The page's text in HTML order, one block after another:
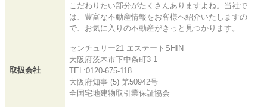
こだわりたい部分がたくさんありますよね。当社で
は、豊富な不動産情報をお客様へ紹介いたしますの
で、お気に入りの不動産がきっと見つかります。
取扱会社
センチュリー21 エステートSHIN
大阪府茨木市下中条町3-1
TEL:0120-675-118
大阪府知事 (5) 第50942号
全国宅地建物取引業保証協会